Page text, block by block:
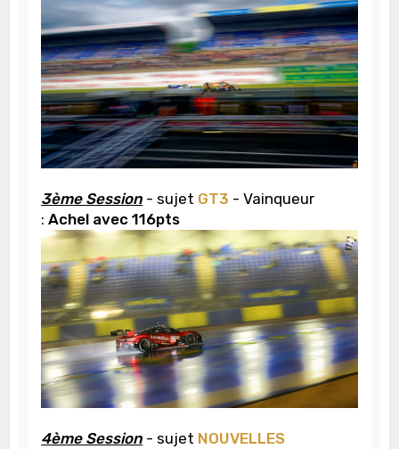
3ème Session - sujet GT3 - Vainqueur
:Achel avec 116pts
4ème Session - sujet NOUVELLES